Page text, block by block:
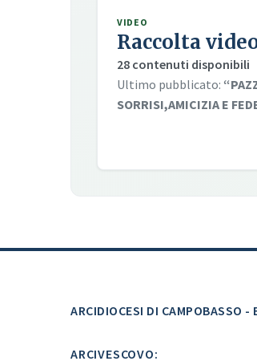
VIDEO
Raccolta
28 contenuti disponibili
Ultimo pubblicato:
SORRISI,AMICIZIA E
ARCIDIOCESI DI CAMPOBASSO -
ARCIVESCOVO: